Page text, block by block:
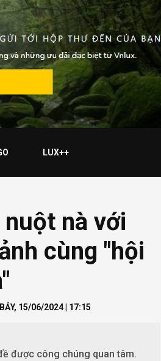
LUX++
nà với
cùng "hội
15/06/2024 | 17:15
được công chúng quan tâm.